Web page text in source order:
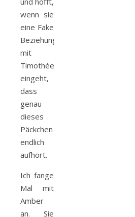
wenn sie
eine Fake
Beziehung
mit
Timothée
eingeht,
dass
genau
dieses
Päckchen
endlich
aufhört.
Ich fange
Mal mit
Amber
an. Sie